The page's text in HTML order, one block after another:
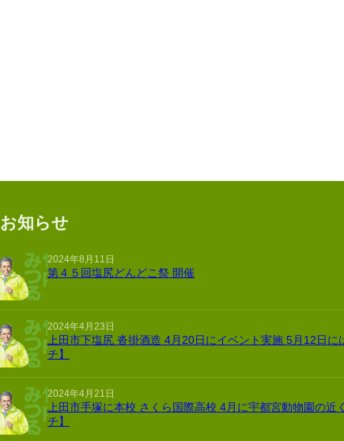
お知らせ
2024年8月11日
第４５回塩尻どんどこ祭 開催
2024年4月23日
上田市下塩尻 沓掛酒造 4月20日にイベント実施 5月12日
チ】
2024年4月21日
上田市手塚に本校 さくら国際高校 4月に宇都宮動物園の
チ】